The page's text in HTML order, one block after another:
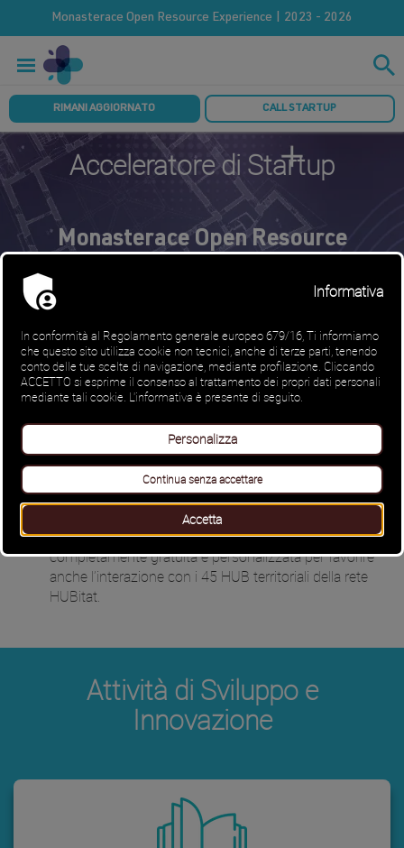
Monasterace Open Resource Experience | 2023 - 2026
RIMANI AGGIORNATO CALL STARTUP
Acceleratore di Startup
Monasterace Open Resource
All’interno dell’HUB del Castello saranno realizzate, grazie
all’esperienza del progetto WMF HUBitat:
Acceleratore di Startup: con attività di scouting,
mentoring e supporto alla creazione di startup
innovative del settore culturale e non solo. con startup
competition, incontri B2B e la realizzazione di una Start
Cup annuale.
Piattaforma Digitale HUBitat(ibrida.io):
completamente gratuita e personalizzata per favorire
anche l’interazione con i 45 HUB territoriali della rete
HUBitat.
Attività di Sviluppo e
Innovazione